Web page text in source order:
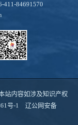
411-84691570
站内容如涉及知识产权
号-1 辽公网安备